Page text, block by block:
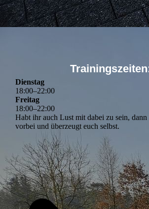
Dienstag
18:00–22:00
Freitag
18:00–22:00
Habt ihr auch Lust mit dabei zu sein, dann
vorbei und überzeugt euch selbst.